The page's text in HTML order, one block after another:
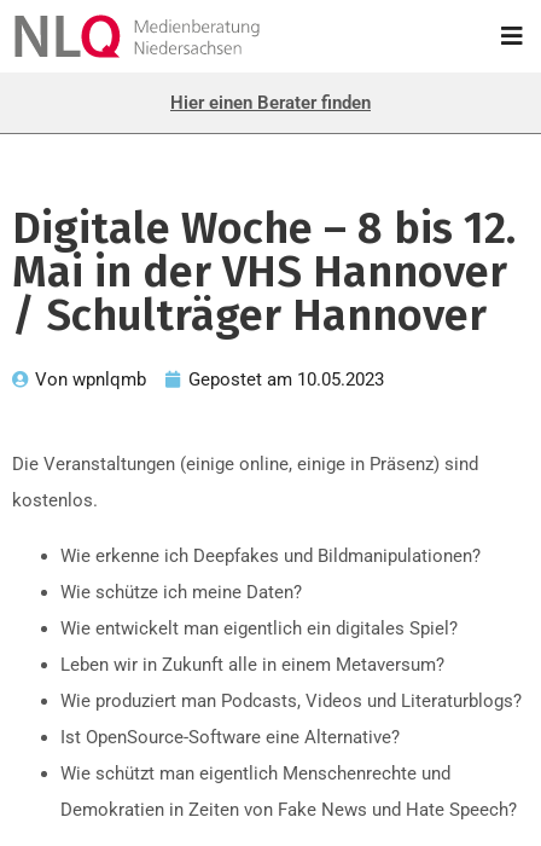
Hier einen Berater finden
Digitale Woche – 8 bis 12.
Mai in der VHS Hannover
/ Schulträger Hannover
Von wpnlqmb Gepostet am 10.05.2023
Die Veranstaltungen (einige online, einige in Präsenz) sind
kostenlos.
Wie erkenne ich Deepfakes und Bildmanipulationen?
Wie schütze ich meine Daten?
Wie entwickelt man eigentlich ein digitales Spiel?
Leben wir in Zukunft alle in einem Metaversum?
Wie produziert man Podcasts, Videos und Literaturblogs?
Ist OpenSource-Software eine Alternative?
Wie schützt man eigentlich Menschenrechte und
Demokratien in Zeiten von Fake News und Hate Speech?